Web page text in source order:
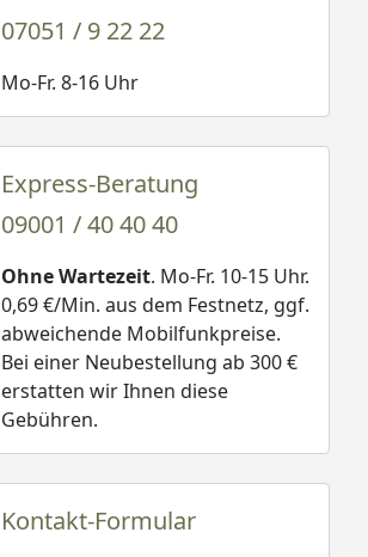
07051 / 9 22 22
Mo-Fr. 8-16 Uhr
Express-Beratung
09001 / 40 40 40
Ohne Wartezeit. Mo-Fr. 10-15 Uhr.
0,69 €/Min. aus dem Festnetz, ggf.
abweichende Mobilfunkpreise.
Bei einer Neubestellung ab 300 €
erstatten wir Ihnen diese
Gebühren.
Kontakt-Formular